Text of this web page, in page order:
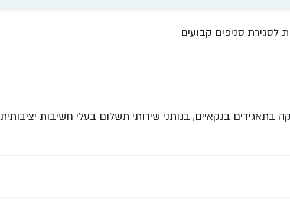
לסגירת סניפים קבועים
בתאגידים בנקאיים, בנותני שירותי תשלום בעלי חשיבות יציבותית